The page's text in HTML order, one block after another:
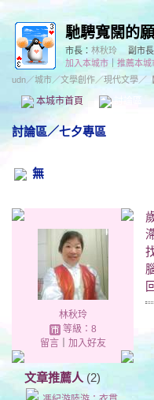
馳騁寬闊的
市長： 林秋玲
副市長
加入本城市
推薦本城
udn／城市／文學創作／現代文學／
本城市首頁
討論區／七夕專區
無
林秋玲
等級：8
留言｜ 加入好友
文章推薦人 (2)